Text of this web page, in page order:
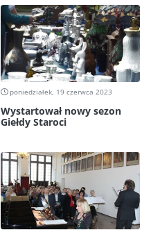
poniedziałek, 19 czerwca 2023
Wystartował nowy sezon
Giełdy Staroci